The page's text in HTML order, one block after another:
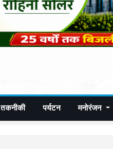
तकनीकी पर्यटन मनोरंजन